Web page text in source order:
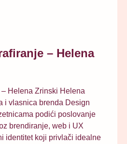
– Helena
Helena Zrinski Helena
i vlasnica brenda Design
podići poslovanje
brendiranje, web i UX
identitet koji privlači idealne